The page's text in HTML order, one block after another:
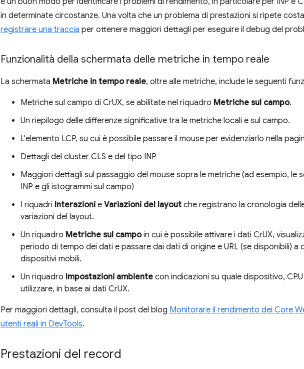
in determinate circostanze. Una volta che un problema di prestazioni si ripete
registrare una traccia per ottenere maggiori dettagli per eseguire il debug del
Funzionalità della schermata delle metriche in tempo reale
La schermata Metriche in tempo reale, oltre alle metriche, include le seguenti
Metriche sul campo di CrUX, se abilitate nel riquadro Metriche sul campo.
Un riepilogo delle differenze significative tra le metriche locali e sul campo.
L'elemento LCP, su cui è possibile passare il mouse per evidenziarlo nella
Dettagli del cluster CLS e del tipo INP
Maggiori dettagli sul passaggio del mouse sopra le metriche (ad esempio, le
INP e gli istogrammi sul campo)
I riquadri Interazioni e Variazioni del layout che registrano la cronologia
variazioni del layout.
Un riquadro Metriche sul campoin cui è possibile attivare i dati CrUX,
periodo di tempo dei dati e passare dai dati di origine e URL (se disponibili) a
dispositivi mobili.
Un riquadro Impostazioni ambiente con indicazioni su quale dispositivo,
utilizzare, in base ai dati CrUX.
Per maggiori dettagli, consulta il post del blog Monitorare il rendimento dei Core
utenti reali in DevTools.
Prestazioni del record